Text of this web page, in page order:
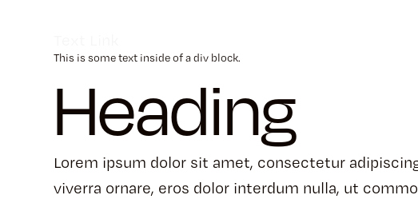
This is some text inside of a div block.
Heading
Lorem ipsum dolor sit amet, consectetur
viverra ornare, eros dolor interdum nulla, ut